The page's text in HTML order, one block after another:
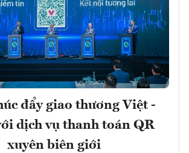
đẩy giao thương Việt -
dịch vụ thanh toán QR
xuyên biên giới